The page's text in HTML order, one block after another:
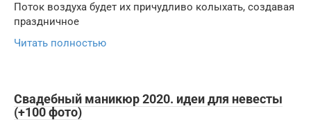
Поток воздуха будет их причудливо колыхать, создавая
праздничное
Читать полностью
Свадебный маникюр 2020. идеи для невесты
(+100 фото)